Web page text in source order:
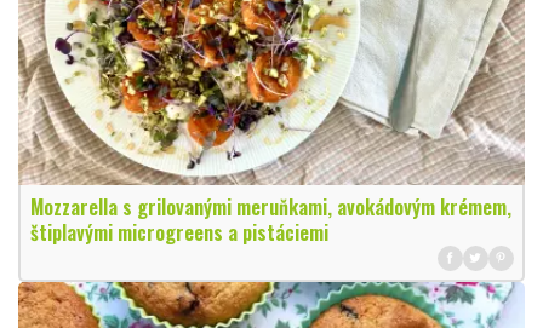
Mozzarella s grilovanými meruňkami, avokádovým krémem,
štiplavými microgreens a pistáciemi